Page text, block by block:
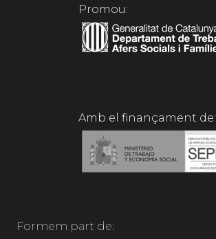
Promou:
Amb el finançament de:
Formem part de: